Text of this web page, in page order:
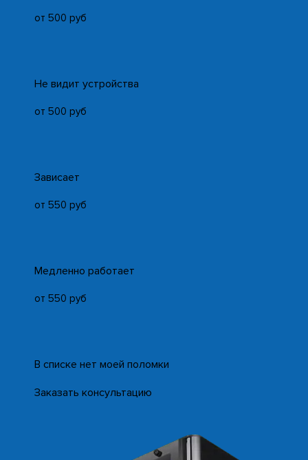
от 500 руб
Не видит устройства
от 500 руб
Зависает
от 550 руб
Медленно работает
от 550 руб
В списке нет моей поломки
Заказать консультацию